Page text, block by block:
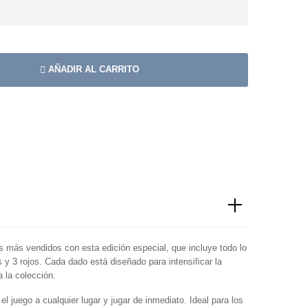
AÑADIR AL CARRITO
más vendidos con esta edición especial, que incluye todo lo
3 rojos. Cada dado está diseñado para intensificar la
la colección.
juego a cualquier lugar y jugar de inmediato. Ideal para los